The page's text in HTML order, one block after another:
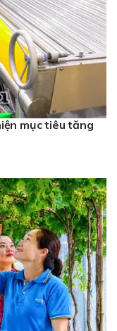
mục tiêu tăng